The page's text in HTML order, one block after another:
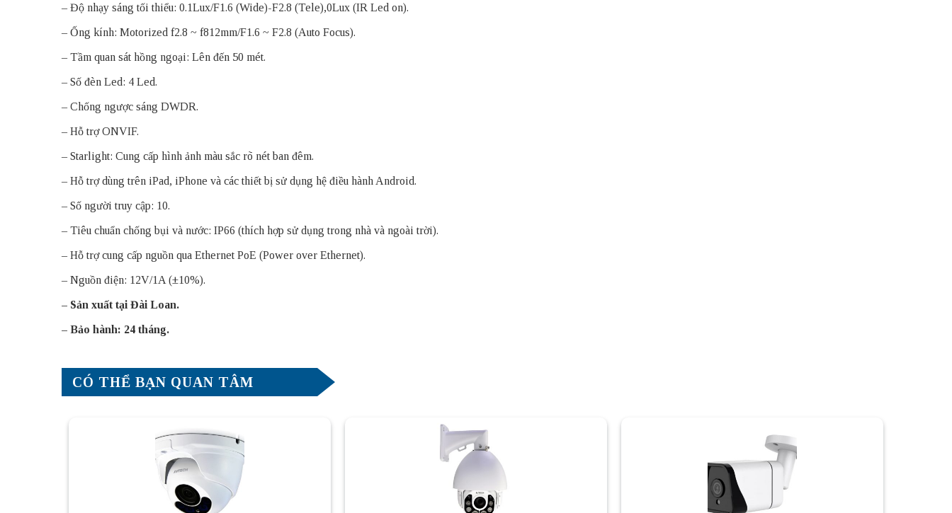
– Độ nhạy sáng tối thiểu: 0.1Lux/F1.6 (Wide)-F2.8 (Tele),0Lux (IR Led on).
– Ống kính: Motorized f2.8 ~ f812mm/F1.6 ~ F2.8 (Auto Focus).
– Tầm quan sát hồng ngoại: Lên đến 50 mét.
– Số đèn Led: 4 Led.
– Chống ngược sáng DWDR.
– Hỗ trợ ONVIF.
– Starlight: Cung cấp hình ảnh màu sắc rõ nét ban đêm.
– Hỗ trợ dùng trên iPad, iPhone và các thiết bị sử dụng hệ điều hành Android.
– Số người truy cập: 10.
– Tiêu chuẩn chống bụi và nước: IP66 (thích hợp sử dụng trong nhà và ngoài trời).
– Hỗ trợ cung cấp nguồn qua Ethernet PoE (Power over Ethernet).
– Nguồn điện: 12V/1A (±10%).
– Sản xuất tại Đài Loan.
– Bảo hành: 24 tháng.
CÓ THỂ BẠN QUAN TÂM